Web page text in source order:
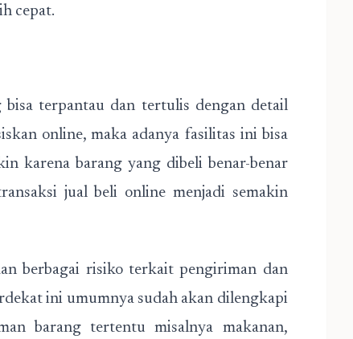
cepat.
terpantau dan tertulis dengan detail
online, maka adanya fasilitas ini bisa
karena barang yang dibeli benar-benar
jual beli online menjadi semakin
berbagai risiko terkait pengiriman dan
ini umumnya sudah akan dilengkapi
barang tertentu misalnya makanan,